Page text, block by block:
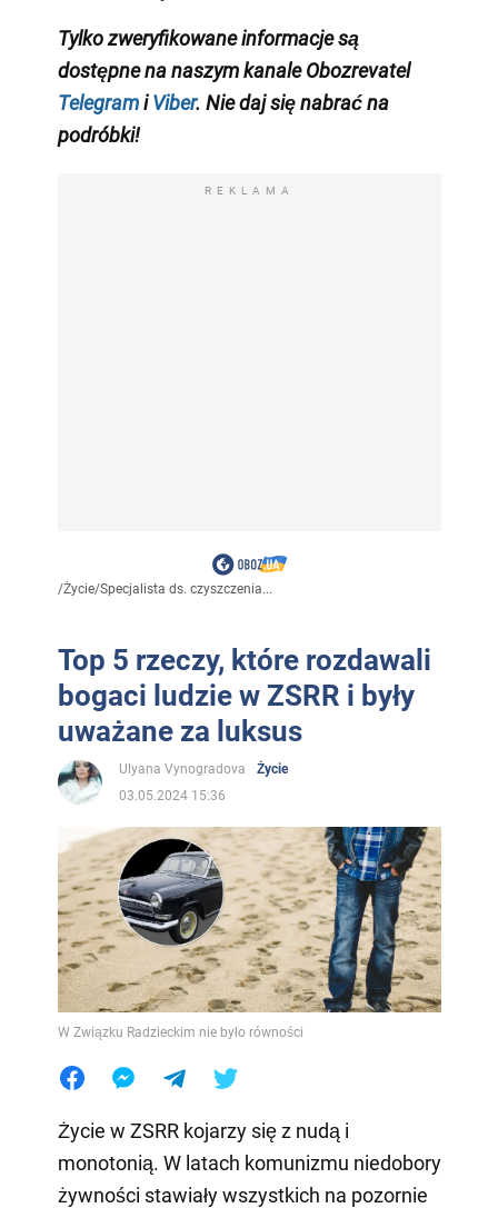
Tylko zweryfikowane informacje są
dostępne na naszym kanale Obozrevatel
TelegramiViber. Nie daj się nabrać na
podróbki!
REKLAMA
/Życie/Specjalista ds. czyszczenia...
Top 5 rzeczy, które rozdawali
bogaci ludzie w ZSRR i były
uważane za luksus
Ulyana Vynogradova
Życie
03.05.2024 15:36
W Związku Radzieckim nie było równości
Życie w ZSRR kojarzy się z nudą i
monotonią. W latach komunizmu niedobory
żywności stawiały wszystkich na pozornie